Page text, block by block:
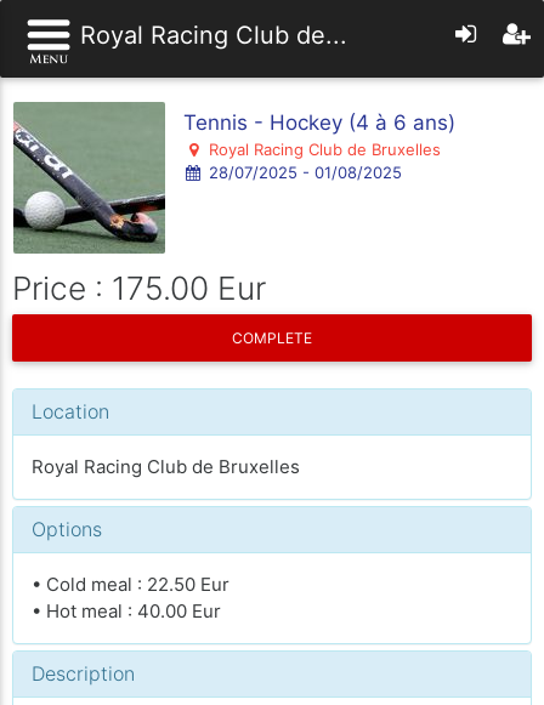
Royal Racing Club de...
Tennis - Hockey (4 à 6 ans)
Royal Racing Club de Bruxelles
28/07/2025 - 01/08/2025
Price : 175.00 Eur
COMPLETE
Location
Royal Racing Club de Bruxelles
Options
• Cold meal : 22.50 Eur
• Hot meal : 40.00 Eur
Description